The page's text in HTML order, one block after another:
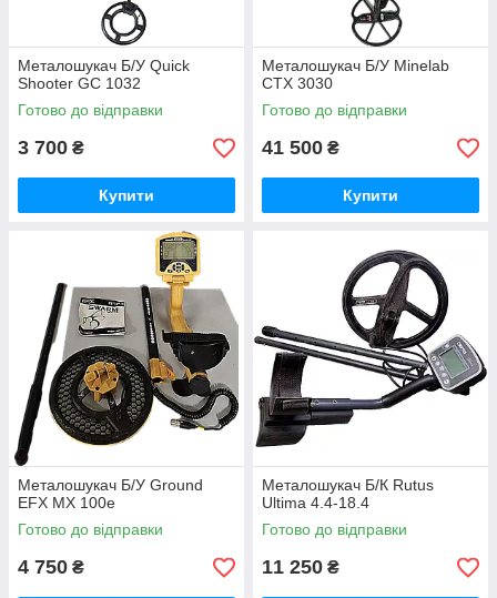
Металошукач Б/У Quick
Shooter GC 1032
Готово до відправки
3 700 ₴
Купити
Металошукач Б/У Minelab
CTX 3030
Готово до відправки
41 500 ₴
Купити
Металошукач Б/У Ground
EFX MX 100e
Готово до відправки
4 750 ₴
Металошукач Б/К Rutus
Ultima 4.4-18.4
Готово до відправки
11 250 ₴